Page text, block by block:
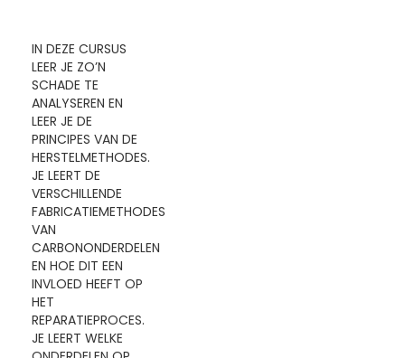
IN DEZE CURSUS
LEER JE ZO’N
SCHADE TE
ANALYSEREN EN
LEER JE DE
PRINCIPES VAN DE
HERSTELMETHODES.
JE LEERT DE
VERSCHILLENDE
FABRICATIEMETHODES
VAN
CARBONONDERDELEN
EN HOE DIT EEN
INVLOED HEEFT OP
HET
REPARATIEPROCES.
JE LEERT WELKE